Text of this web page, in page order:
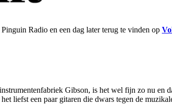
Radio en een dag later terug te vinden op
Gibson, is het wel fijn zo nu en
liefst een paar gitaren die dwars tegen de